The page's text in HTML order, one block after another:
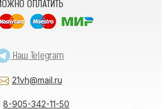
ОПЛАТИТЬ
Наш Telegram
21vh@mail.ru
8-905-342-11-50